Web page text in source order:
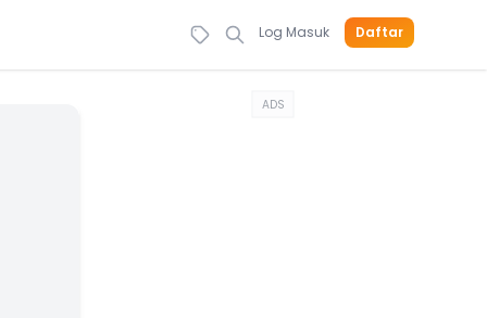
Log Masuk Daftar
ADS